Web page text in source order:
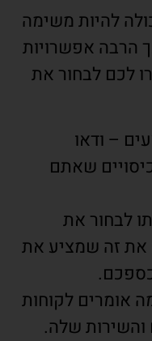
להיות משימה
הרבה אפשרויות
לכם לבחור את
– ודאו
שאתם
לבחור את
את זה שמציע את
אומרים לקוחות
שלה.